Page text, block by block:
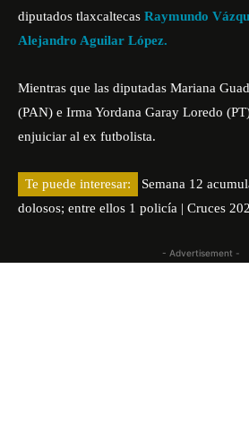
diputados tlaxcaltecas Raymundo
Alejandro Aguilar López.
Mientras que las diputadas Mariana
(PAN) e Irma Yordana Garay Loredo
enjuiciar al ex futbolista.
Te puede interesar:
Semana 12
dolosos; entre ellos 1 policía | Cruces
- Advertisement -